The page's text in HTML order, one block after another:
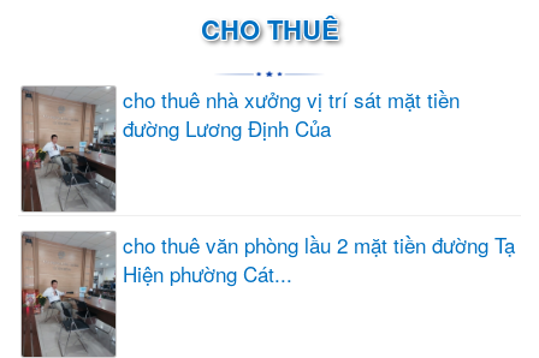
CHO THUÊ
cho thuê nhà xưởng vị trí sát mặt tiền
đường Lương Định Của
cho thuê văn phòng lầu 2 mặt tiền đường Tạ
Hiện phường Cát...